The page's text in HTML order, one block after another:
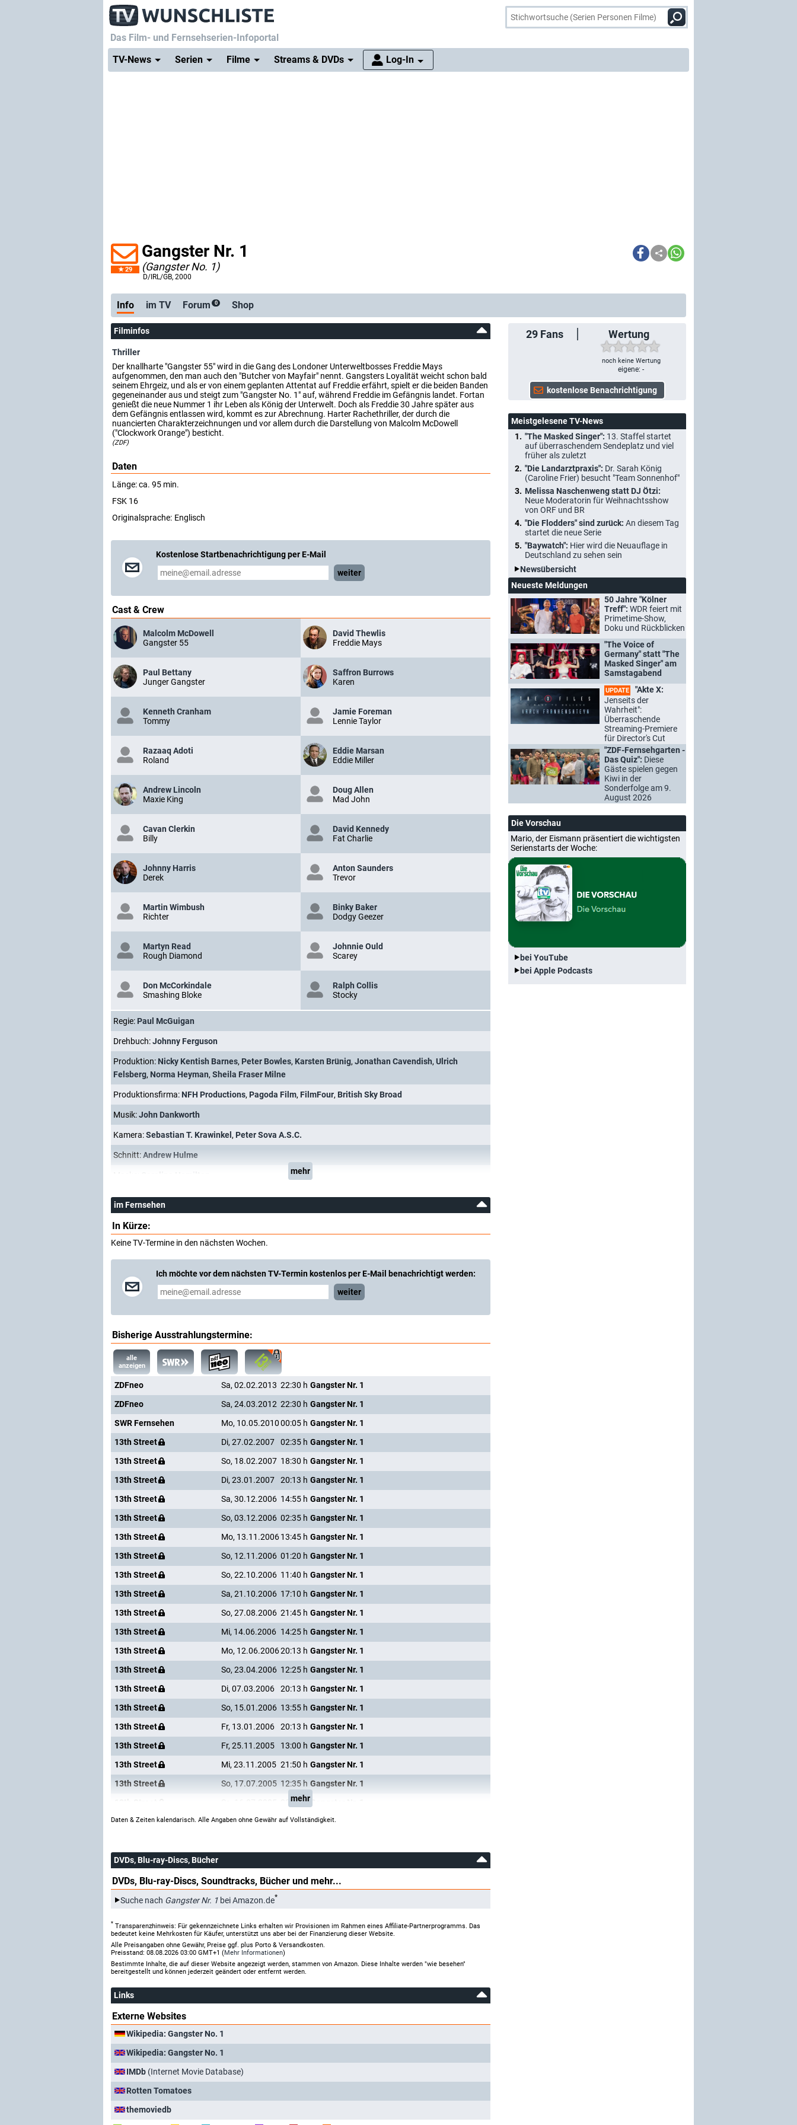
Das Film- und Fernsehserien-Infoportal
TV-News
Serien Filme Streams & DVDs Log-In
29
Gangster Nr. 1
(Gangster No. 1)
D/IRL/GB, 2000
Info im TV Forum 0 Shop
29 Fans Wertung
noch keine Wertung
eigene: -
Filminfos
Thriller
Der knallharte "Gangster 55" wird in die Gang des Londoner Unterweltbosses Freddie Mays
aufgenommen, den man auch den "Butcher von Mayfair" nennt. Gangsters Loyalität weicht schon bald
seinem Ehrgeiz, und als er von einem geplanten Attentat auf Freddie erfährt, spielt er die beiden Banden
gegeneinander aus und steigt zum "Gangster No. 1" auf, während Freddie im Gefängnis landet. Fortan
genießt die neue Nummer 1 ihr Leben als König der Unterwelt. Doch als Freddie 30 Jahre später aus
dem Gefängnis entlassen wird, kommt es zur Abrechnung. Harter Rachethriller, der durch die
nuancierten Charakterzeichnungen und vor allem durch die Darstellung von Malcolm McDowell
("Clockwork Orange") besticht.
(ZDF)
Daten
Länge: ca. 95 min.
FSK 16
Originalsprache: Englisch
Kostenlose Startbenachrichtigung per E-Mail
weiter
Cast & Crew
Malcolm McDowell
Gangster 55
David Thewlis
Freddie Mays
Paul Bettany
Junger Gangster
Saffron Burrows
Karen
Kenneth Cranham
Tommy
Jamie Foreman
Lennie Taylor
Razaaq Adoti
Roland
Eddie Marsan
Eddie Miller
Andrew Lincoln
Maxie King
Doug Allen
Mad John
Cavan Clerkin
Billy
David Kennedy
Fat Charlie
Johnny Harris
Derek
Anton Saunders
Trevor
Martin Wimbush
Richter
Binky Baker
Dodgy Geezer
Martyn Read
Rough Diamond
Johnnie Ould
Scarey
Don McCorkindale
Smashing Bloke
Ralph Collis
Stocky
Regie: Paul McGuigan
Drehbuch:Johnny Ferguson
Produktion: Nicky Kentish Barnes, Peter Bowles, Karsten Brünig, Jonathan Cavendish, Ulrich
Felsberg, Norma Heyman, Sheila Fraser Milne
Produktionsfirma: NFH Productions, Pagoda Film, FilmFour, British Sky Broad
Musik:John Dankworth
Kamera:Sebastian T. Krawinkel , Peter Sova A.S.C.
Schnitt:Andrew Hulme
mehr
im Fernsehen
In Kürze:
Keine TV-Termine in den nächsten Wochen.
Ich möchte vor dem nächsten TV-Termin kostenlos per E-Mail benachrichtigt werden:
weiter
Bisherige Ausstrahlungstermine:
alle
anzeigen
ZDFneo Sa, 02.02.2013 22:30 h Gangster Nr. 1
ZDFneo
Sa, 24.03.2012 22:30 h Gangster Nr. 1
SWR Fernsehen
Mo, 10.05.201000:05 h Gangster Nr. 1
13th Street
Di, 27.02.2007 02:35 h Gangster Nr. 1
13th Street
So, 18.02.2007 18:30 h Gangster Nr. 1
13th Street
Di, 23.01.2007 20:13 h Gangster Nr. 1
13th Street
Sa, 30.12.2006 14:55 h Gangster Nr. 1
13th Street
So, 03.12.2006 02:35 h Gangster Nr. 1
13th Street
Mo, 13.11.200613:45 h Gangster Nr. 1
13th Street
So, 12.11.2006 01:20 h Gangster Nr. 1
13th Street
So, 22.10.2006 11:40 h Gangster Nr. 1
13th Street
Sa, 21.10.2006 17:10 h Gangster Nr. 1
13th Street
So, 27.08.2006 21:45 h Gangster Nr. 1
13th Street
Mi, 14.06.2006 14:25 h Gangster Nr. 1
13th Street
Mo, 12.06.200620:13 h Gangster Nr. 1
13th Street
So, 23.04.2006 12:25 h Gangster Nr. 1
13th Street
Di, 07.03.2006 20:13 h Gangster Nr. 1
13th Street
So, 15.01.2006 13:55 h Gangster Nr. 1
13th Street
Fr, 13.01.2006 20:13 h Gangster Nr. 1
13th Street
Fr, 25.11.2005 13:00 h Gangster Nr. 1
13th Street
Mi, 23.11.2005 21:50 h Gangster Nr. 1
13th Street
So, 17.07.2005 12:35 h Gangster Nr. 1
20:25h
mehr
Daten & Zeiten kalendarisch. Alle Angaben ohne Gewähr auf Vollständigkeit.
DVDs, Blu-ray-Discs, Bücher
DVDs, Blu-ray-Discs, Soundtracks, Bücher und mehr...
Suche nach Gangster Nr. 1 bei Amazon.de*
* Transparenzhinweis: Für gekennzeichnete Links erhalten wir Provisionen im Rahmen eines Affiliate-Partnerprogramms. Das
bedeutet keine Mehrkosten für Käufer, unterstützt uns aber bei der Finanzierung dieser Website.
Alle Preisangaben ohne Gewähr, Preise ggf. plus Porto & Versandkosten.
Preisstand: 08.08.2026 03:00 GMT+1 (Mehr Informationen)
Bestimmte Inhalte, die auf dieser Website angezeigt werden, stammen von Amazon. Diese Inhalte werden "wie besehen"
bereitgestellt und können jederzeit geändert oder entfernt werden.
Links
Externe Websites
Wikipedia: Gangster No. 1
Wikipedia: Gangster No. 1
IMDb (Internet Movie Database)
Rotten Tomatoes
themoviedb
Meistgelesene TV-News
"The Masked Singer": 13. Staffel startet
auf überraschendem Sendeplatz und viel
früher als zuletzt
"Die Landarztpraxis": Dr. Sarah König
(Caroline Frier) besucht "Team Sonnenhof"
Melissa Naschenweng statt DJ Ötzi:
Neue Moderatorin für Weihnachtsshow
von ORF und BR
"Die Flodders" sind zurück: An diesem Tag
startet die neue Serie
"Baywatch": Hier wird die Neuauflage in
Deutschland zu sehen sein
Newsübersicht
Neueste Meldungen
50 Jahre "Kölner
Treff": WDR feiert mit
Primetime-Show,
Doku und Rückblicken
"The Voice of
Germany" statt "The
Masked Singer" am
Samstagabend
UPDATE
"Akte X:
Jenseits der
Wahrheit":
Überraschende
Streaming-Premiere
für Director's Cut
"ZDF-Fernsehgarten -
Das Quiz": Diese
Gäste spielen gegen
Kiwi in der
Sonderfolge am 9.
August 2026
Die Vorschau
Mario, der Eismann präsentiert die wichtigsten
Serienstarts der Woche:
bei YouTube
bei Apple Podcasts